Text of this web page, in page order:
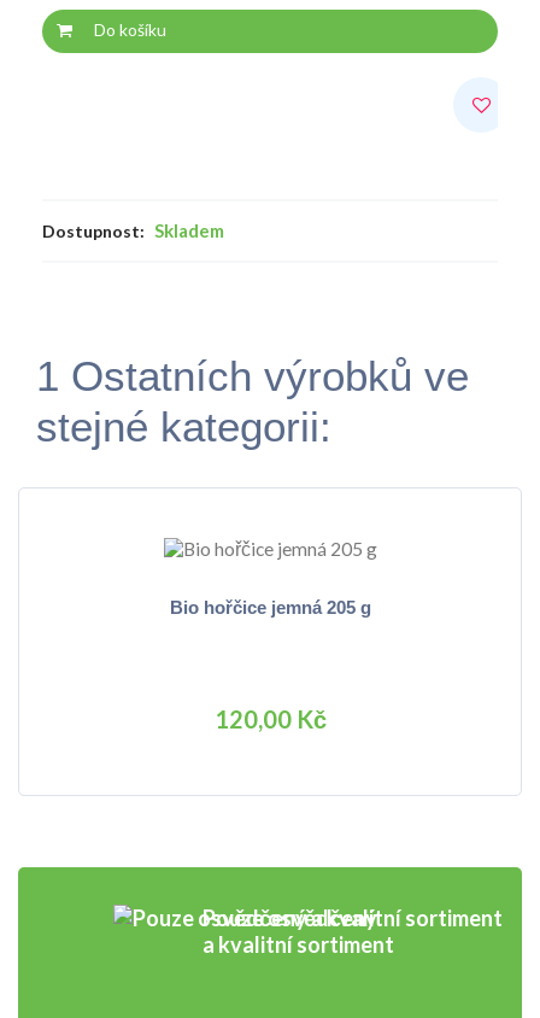
Do košíku
Dostupnost: Skladem
1 Ostatních výrobků ve
stejné kategorii:
Bio hořčice jemná 205 g
120,00 Kč
Pouze osvědčený
a kvalitní sortiment